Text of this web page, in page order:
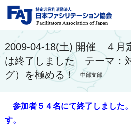
2009-04-18(土) 開催 ４月
は終了しました テーマ：
グ）を極める！
中部支部
参加者５４名にて終了しました。
す。